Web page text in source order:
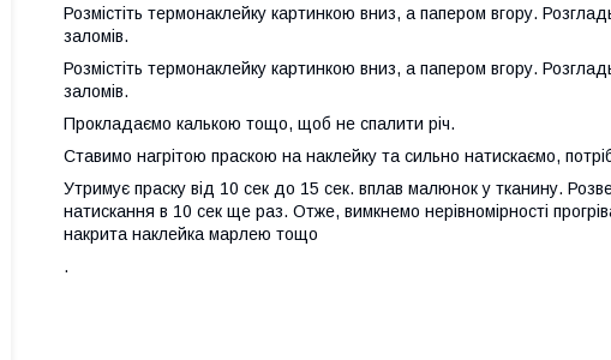
Розмістіть термонаклейку картинкою вниз, а папером вгору.
заломів.
Розмістіть термонаклейку картинкою вниз, а папером вгору.
заломів.
Прокладаємо калькою тощо, щоб не спалити річ.
Ставимо нагрітою праскою на наклейку та сильно натискаємо,
Утримує праску від 10 сек до 15 сек. вплав малюнок у тканину.
натискання в 10 сек ще раз. Отже, вимкнемо нерівномірності
накрита наклейка марлею тощо
.